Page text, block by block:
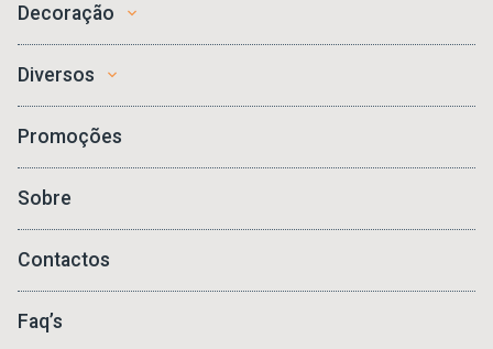
Decoração
Diversos
Promoções
Sobre
Contactos
Faq’s